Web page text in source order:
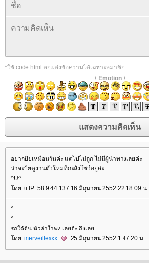
*ใช้ code html ตกแต่งข้อความได้เฉพาะสมาชิก
+ Emotion+
อยากปัยเหมือนกันค่ะ แต่ไปไม่ถูก ไม่มีผู้นำทางเลยค่ะ
ว่าจะปัยดูงานตัวใหม่ที่กะลังโชว์อยู่ค่ะ
^U^
ดย: u IP: 58.9.44.137 16 มิถุนายน 2552 22:18:09 น.
^
^
รถใต้ดิน หัวลำโำพง เลยจ้ะ ถึงเล
ดย: merveillesxx 25 มิถุนายน 2552 1:47:20 น.